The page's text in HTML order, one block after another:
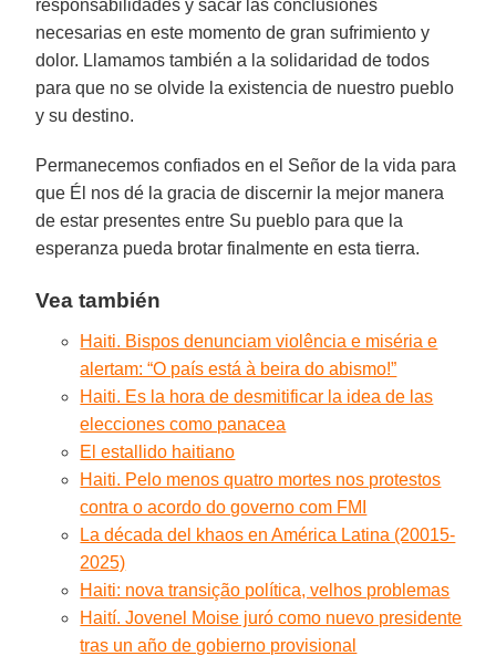
responsabilidades y sacar las conclusiones
necesarias en este momento de gran sufrimiento y
dolor. Llamamos también a la solidaridad de todos
para que no se olvide la existencia de nuestro pueblo
y su destino.
Permanecemos confiados en el Señor de la vida para
que Él nos dé la gracia de discernir la mejor manera
de estar presentes entre Su pueblo para que la
esperanza pueda brotar finalmente en esta tierra.
Vea también
Haiti. Bispos denunciam violência e miséria e
alertam: “O país está à beira do abismo!”
Haiti. Es la hora de desmitificar la idea de las
elecciones como panacea
El estallido haitiano
Haiti. Pelo menos quatro mortes nos protestos
contra o acordo do governo com FMI
La década del khaos en América Latina (20015-
2025)
Haiti: nova transição política, velhos problemas
Haití. Jovenel Moise juró como nuevo presidente
tras un año de gobierno provisional